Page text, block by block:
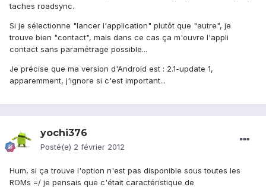
taches roadsync.
Si je sélectionne "lancer l'application" plutôt que "autre", je
trouve bien "contact", mais dans ce cas ça m'ouvre l'appli
contact sans paramétrage possible...
Je précise que ma version d'Android est : 2.1-update 1,
apparemment, j'ignore si c'est important...
yochi376
Posté(e) 2 février 2012
Hum, si ça trouve l'option n'est pas disponible sous toutes les
ROMs =/ je pensais que c'était caractéristique de